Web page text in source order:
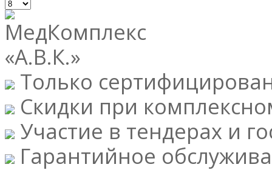
Только
Скидки при
Участие в тендерах и
Гарантийное